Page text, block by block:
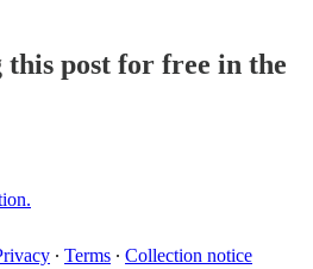
post for free in the
∙ Terms ∙ Collection notice